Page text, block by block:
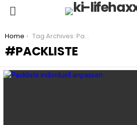
You are here:
Home Tag Archives: Packliste
PACKLISTE